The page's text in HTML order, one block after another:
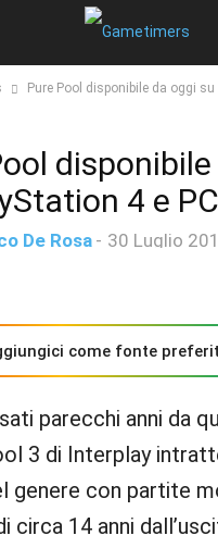
Pure Pool disponibile da oggi
4 e PC
De Rosa - 30 Luglio
come fonte
parecchi anni da
3 di Interplay
genere con partite
circa 14 anni